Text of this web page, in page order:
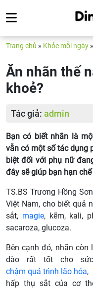
Trang chủ » Khỏe mỗi ngày »
Ăn nhãn thế
khoẻ?
Tác giả: admin
Bạn có biết nhãn là
vẫn có một số tác dụng
biệt đối với phụ nữ
đây sẽ giúp bạn hạn
TS.BS Trương Hồng
Việt Nam, cho biết quả
sắt, magie, kẽm, kali,
sacaroza, glucoza.
Bên cạnh đó, nhãn còn
dào rất tốt cho
chậm quá trình lão hóa,
hấp thụ sắt của cơ